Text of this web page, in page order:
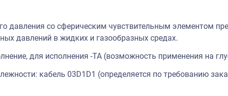
давления со сферическим чувствительным элементом
давлений в жидких и газообразных средах.
для исполнения -TA (возможность применения на
кабель 03D1D1 (определяется по требованию